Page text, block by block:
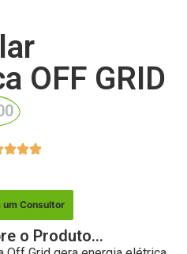
OFF GRID
um Consultor
o Produto...